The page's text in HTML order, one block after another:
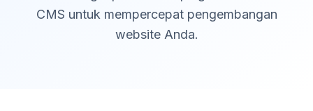
CMS untuk mempercepat pengembangan
website Anda.